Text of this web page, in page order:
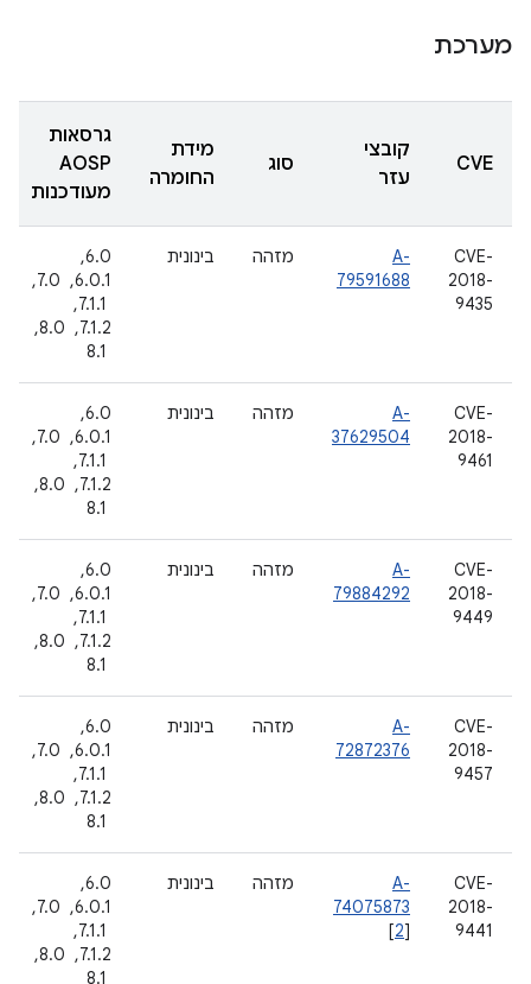
מערכת
CVE
קובצי
עזר
סוג
מידת
החומרה
גרסאות
AOSP
מעודכנות
CVE-
2018-
9435
A-
79591688
מזהה בינונית
6.0, ‏
6.0.1, ‏ 7.0,
‏ 7.1.1, ‏
7.1.2, ‏ 8.0,
CVE-
2018-
9461
A-
37629504
מזהה בינונית
6.0, ‏
6.0.1, ‏ 7.0,
‏ 7.1.1, ‏
7.1.2, ‏ 8.0,
CVE-
2018-
9449
A-
79884292
מזהה בינונית
6.0, ‏
6.0.1, ‏ 7.0,
‏ 7.1.1, ‏
7.1.2, ‏ 8.0,
CVE-
2018-
9457
A-
72872376
מזהה בינונית
6.0, ‏
6.0.1, ‏ 7.0,
‏ 7.1.1, ‏
7.1.2, ‏ 8.0,
CVE-
2018-
9441
A-
74075873
[2]
מזהה בינונית
6.0, ‏
6.0.1, ‏ 7.0,
‏ 7.1.1, ‏
7.1.2, ‏ 8.0,